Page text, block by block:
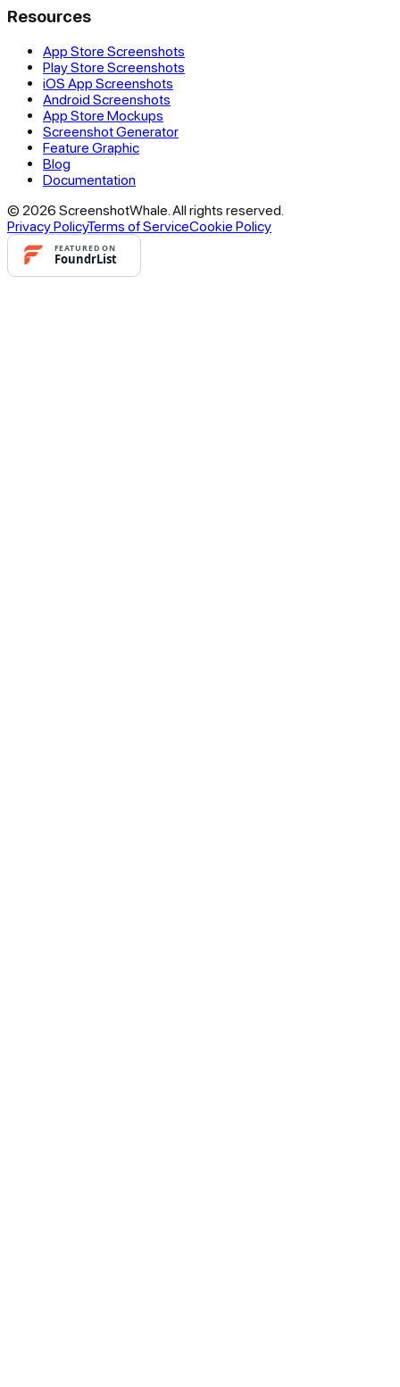
Resources
App Store Screenshots
Play Store Screenshots
iOS App Screenshots
Android Screenshots
App Store Mockups
Screenshot Generator
Feature Graphic
Blog
Documentation
© 2026 ScreenshotWhale. All rights reserved.
Privacy PolicyTerms of ServiceCookie Policy